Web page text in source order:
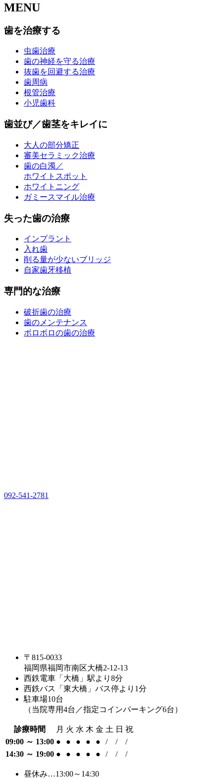
MENU
歯を治療する
虫歯治療
歯の神経を守る治療
抜歯を回避する治療
歯周病
根管治療
小児歯科
歯並び／歯茎をキレイに
大人の部分矯正
審美セラミック治療
歯の白濁／
ホワイトスポット
ホワイトニング
ガミースマイル治療
失った歯の治療
インプラント
入れ歯
削る量が少ないブリッジ
自家歯牙移植
専門的な治療
破折歯の治療
歯のメンテナンス
ボロボロの歯の治療
092-541-2781
〒815-0033
福岡県福岡市南区大橋2-12-13
西鉄電車「大橋」駅より8分
西鉄バス「東大橋」バス停より1分
駐車場10台
（当院専用4台／指定コインパーキング6台）
診療時間 月 火 水 木 金 土 日 祝
09:00 ～ 13:00 ● ● ● ● ● / /
/
14:30 ～ 19:00 ● ● ● ● ● / / /
昼休み…13:00～14:30